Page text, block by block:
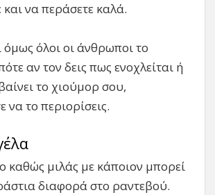
και να περάσετε καλά.
όμως όλοι οι άνθρωποι το
αν τον δεις πως ενοχλείται ή
το χιούμορ σου,
το περιορίσεις.
καθώς μιλάς με κάποιον μπορεί
διαφορά στο ραντεβού.